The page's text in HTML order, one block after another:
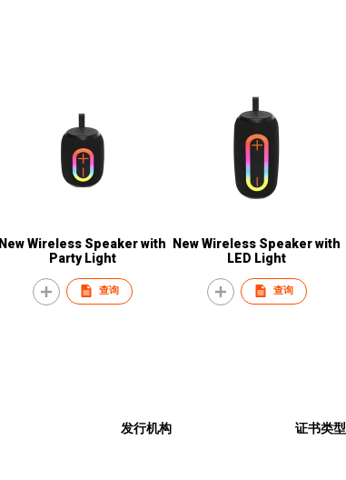
New Wireless Speaker with
Party Light
查询
New Wireless Speaker with
LED Light
查询
发行机构 证书类型